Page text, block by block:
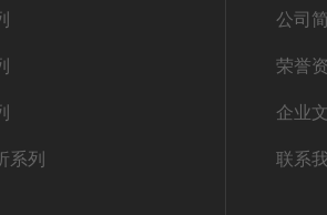
系列
公司
荣誉
企业
联系